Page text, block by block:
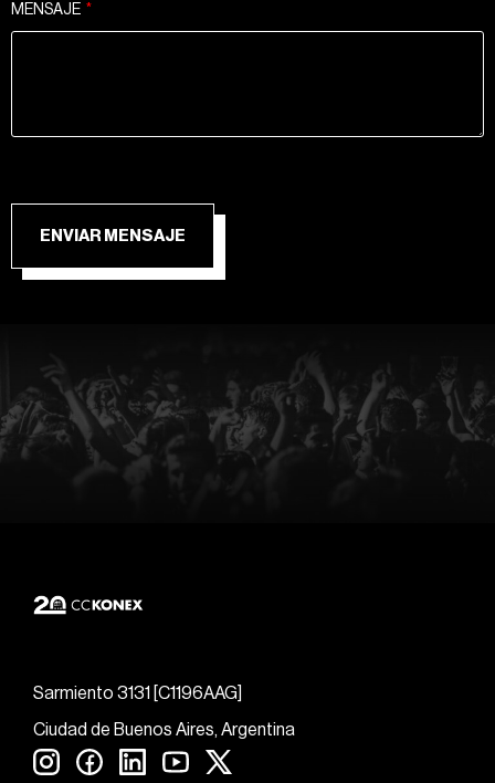
MENSAJE
ENVIAR MENSAJE
Sarmiento 3131 [C1196AAG]
Ciudad de Buenos Aires, Argentina